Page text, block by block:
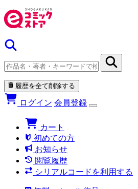
履歴を全て削除する
ログイン 会員登録
カート
初めての方
お知らせ
閲覧履歴
シリアルコードを利用する